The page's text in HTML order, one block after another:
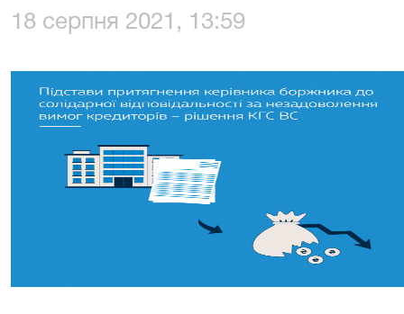
18 серпня 2021, 13:59